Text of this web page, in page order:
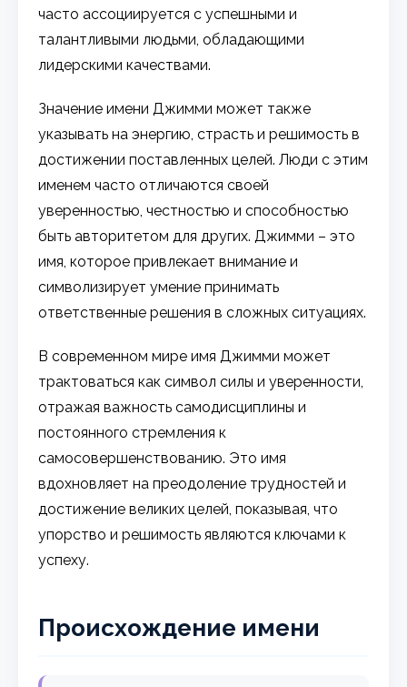
часто ассоциируется с успешными и
талантливыми людьми, обладающими
лидерскими качествами.
Значение имени Джимми может также
указывать на энергию, страсть и решимость в
достижении поставленных целей. Люди с этим
именем часто отличаются своей
уверенностью, честностью и способностью
быть авторитетом для других. Джимми – это
имя, которое привлекает внимание и
символизирует умение принимать
ответственные решения в сложных ситуациях.
В современном мире имя Джимми может
трактоваться как символ силы и уверенности,
отражая важность самодисциплины и
постоянного стремления к
самосовершенствованию. Это имя
вдохновляет на преодоление трудностей и
достижение великих целей, показывая, что
упорство и решимость являются ключами к
успеху.
Происхождение имени